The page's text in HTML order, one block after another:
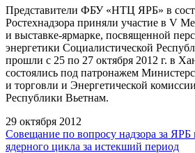
Представители ФБУ «НТЦ ЯРБ» в
Ростехнадзора приняли участие в V
и выставке-ярмарке, посвященной
энергетики Социалистической
прошли с 25 по 27 октября 2012 г. в
состоялись под патронажем
и торговли и Энергетической
Республики Вьетнам.
29 октября 2012
Совещание по вопросу надзора за ЯРБ
ядерного цикла за истекший период